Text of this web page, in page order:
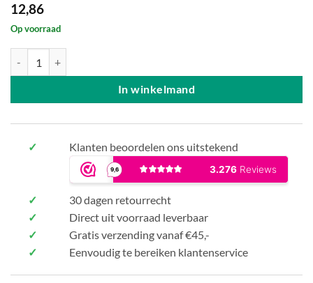
12,86
Op voorraad
In winkelmand
✓ Klanten beoordelen ons uitstekend
✓
30 dagen retourrecht
✓
Direct uit voorraad leverbaar
✓
Gratis verzending vanaf €45,-
✓
Eenvoudig te bereiken klantenservice